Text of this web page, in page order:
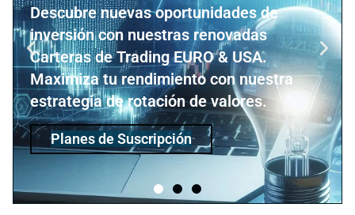
Descubre nuevas oportunidades de
inversión con nuestras renovadas
Carteras de Trading EURO & USA.
Maximiza tu rendimiento con nuestra
estrategia de rotación de valores.
Planes de Suscripción